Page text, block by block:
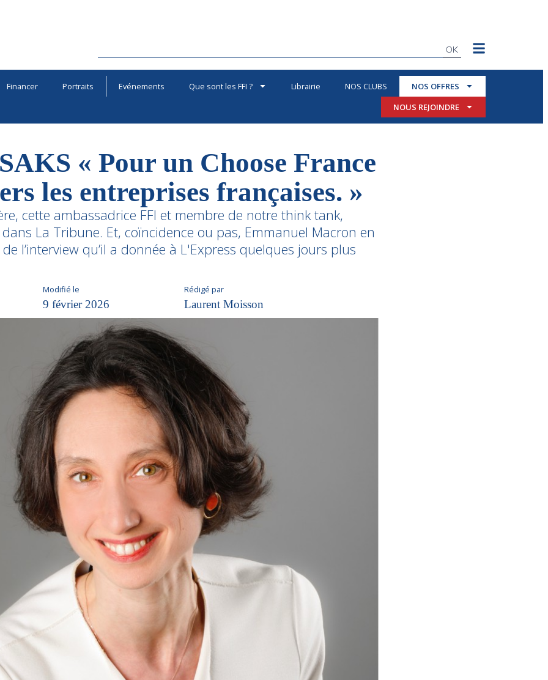
OK
Financer Portraits Evénements Que sont les FFI ? Librairie NOS CLUBS
NOS OFFRES
NOUS REJOINDRE
« Pour un Choose France
les entreprises françaises. »
cette ambassadrice FFI et membre de notre think tank,
La Tribune. Et, coïncidence ou pas, Emmanuel Macron en
l’interview qu’il a donnée à L'Express quelques jours plus
Modifié le
9 février 2026
Rédigé par
Laurent Moisson